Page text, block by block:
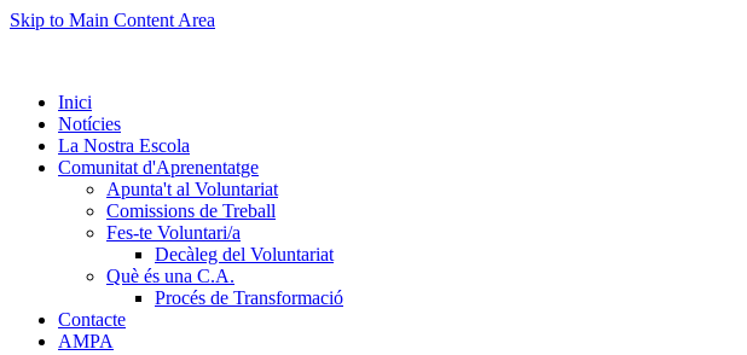
Skip to Main Content Area
Inici
Notícies
La Nostra Escola
Comunitat d'Aprenentatge
Apunta't al Voluntariat
Comissions de Treball
Fes-te Voluntari/a
Decàleg del Voluntariat
Què és una C.A.
Procés de Transformació
Contacte
AMPA